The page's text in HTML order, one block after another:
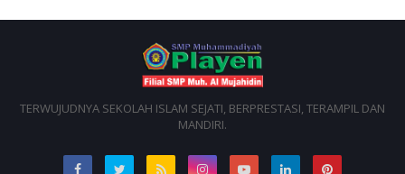
TERWUJUDNYA SEKOLAH ISLAM SEJATI, BERPRESTASI, TERAMPIL DAN
MANDIRI.